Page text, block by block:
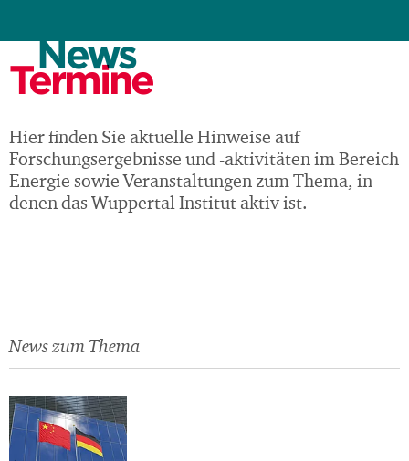
Low-
Carbon-
Technologien
News
Termine
Hier finden Sie aktuelle Hinweise auf
Forschungsergebnisse und -aktivitäten im Bereich
Energie sowie Veranstaltungen zum Thema, in
denen das Wuppertal Institut aktiv ist.
News zum Thema